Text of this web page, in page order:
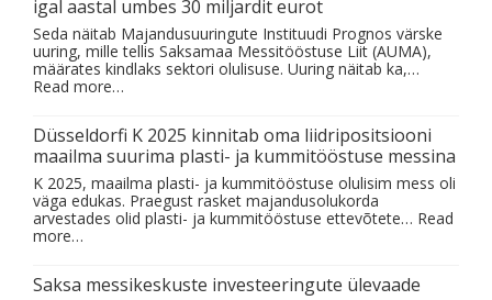
igal aastal umbes 30 miljardit eurot
Seda näitab Majandusuuringute Instituudi Prognos värske
uuring, mille tellis Saksamaa Messitööstuse Liit (AUMA),
määrates kindlaks sektori olulisuse. Uuring näitab ka,…
Read more…
Düsseldorfi K 2025 kinnitab oma liidripositsiooni
maailma suurima plasti- ja kummitööstuse messina
K 2025, maailma plasti- ja kummitööstuse olulisim mess oli
väga edukas. Praegust rasket majandusolukorda
arvestades olid plasti- ja kummitööstuse ettevõtete… Read
more…
Saksa messikeskuste investeeringute ülevaade